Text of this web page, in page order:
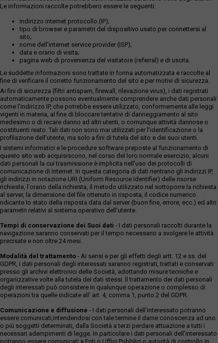
Le informazioni raccolte potrebbero essere le seguenti:
indirizzo internet protocollo (IP);
tipo di browser e parametri del dispositivo usato per connettersi al
sito;
nome dell'internet service provider (ISP);
data e orario di visita;
pagina web di provenienza del visitatore (referral) e di uscita.
Le suddette informazioni sono trattate in forma automatizzata e raccolte al
fine di verificare il corretto funzionamento del sito e per motivi di sicurezza.
Ai fini di sicurezza (filtri antispam, firewall, rilevazione virus), i dati registrati
automaticamente possono eventualmente comprendere anche dati personali
come l'indirizzo IP, che potrebbe essere utilizzato, conformemente alle leggi
vigenti in materia, al fine di bloccare tentativi di danneggiamento al sito
medesimo o di recare danno ad altri utenti, o comunque attività dannose o
costituenti reato. Tali dati non sono mai utilizzati per l'identificazione o la
profilazione dell'utente, ma solo a fini di tutela del sito e dei suoi utenti.
I sistemi informatici e le procedure software preposte al funzionamento di
questo sito web acquisiscono, nel corso del loro normale esercizio, alcuni
dati personali la cui trasmissione è implicita nell'uso dei protocolli di
comunicazione di Internet. In questa categoria di dati rientrano gli indirizzi IP,
gli indirizzi in notazione URI (Uniform Resource Identifier) delle risorse
richieste, l'orario della richiesta, il metodo utilizzato nel sottoporre la richiesta
al server, la dimensione del file ottenuto in risposta, il codice numerico
ndicante lo stato della risposta data dal server (buon fine, errore, ecc.) ed altri
parametri relativi al sistema operativo dell'utente.
Tempi di conservazione dei Suoi dati - I dati personali raccolti durante la
navigazione saranno conservati per il tempo necessario a svolgere le attività
precisate e non oltre 24 mesi.
Modalità del trattamento - Ai sensi e per gli effetti degli artt. 12 e ss. del
GDPR, i dati personali degli interessati saranno registrati, trattati e conservati
presso gli archivi elettronici delle Società, adottando misure tecniche e
organizzative volte alla tutela dei dati stessi. Il trattamento dei dati personali
degli interessati può consistere in qualunque operazione o complesso di
operazioni tra quelle indicate all' art. 4, comma 1, punto 2 del GDPR.
Comunicazione e diffusione - I dati personali dell’interessato potranno
essere comunicati,intendendosi con tale termine il darne conoscenza ad uno
o più soggetti determinati, dalla Società a terzi perdare attuazione a tutti i
necessari adempimenti di legge. In particolare i dati personali dell’interessato
potranno essere comunicati a Enti o Uffici Pubblici o autorità di controllo in